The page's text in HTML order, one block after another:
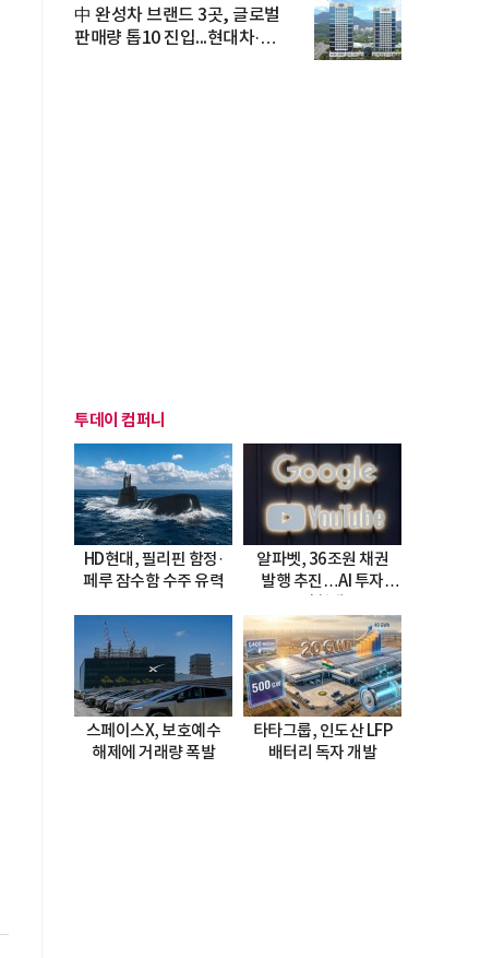
中 완성차 브랜드 3곳, 글로벌
판매량 톱10 진입...현대차·
투데이 컴퍼니
HD현대, 필리핀 함정·
페루 잠수함 수주 유력
알파벳, 36조원 채권
발행 추진…AI 투자
스페이스X, 보호예수
해제에 거래량 폭발
타타그룹, 인도산 LFP
배터리 독자 개발